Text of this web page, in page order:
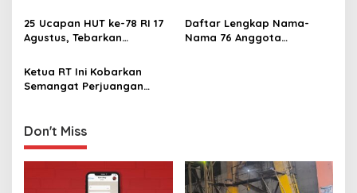
t
i
o
n
Lalu Lintas
25 Ucapan HUT ke-78 RI 17
Agustus, Tebarkan
Daftar Lengkap Nama-
Nama 76 Anggota
Ketua RT Ini Kobarkan
Semangat Perjuangan
Don't Miss